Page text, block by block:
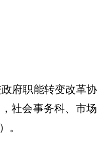
府职能转变改革协
社会事务科、市场
。